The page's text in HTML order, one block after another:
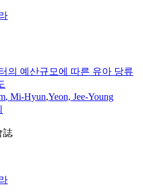
의 예산규모에 따른 유아 당류
, Mi-Hyun,Yeon, Jee-Young
誌